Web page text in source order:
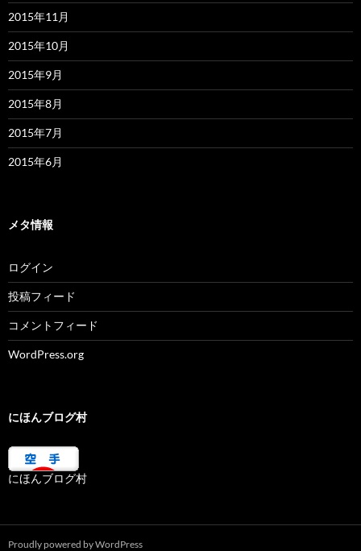
2015年11月
2015年10月
2015年9月
2015年8月
2015年7月
2015年6月
メタ情報
ログイン
投稿フィード
コメントフィード
WordPress.org
にほんブログ村
にほんブログ村
Proudly powered by WordPress